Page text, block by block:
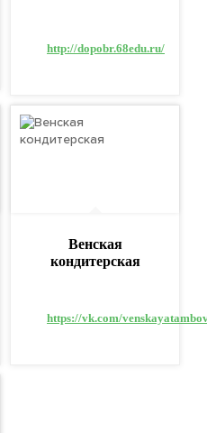
http://dopobr.68edu.ru/
Венская
кондитерская
https://vk.com/